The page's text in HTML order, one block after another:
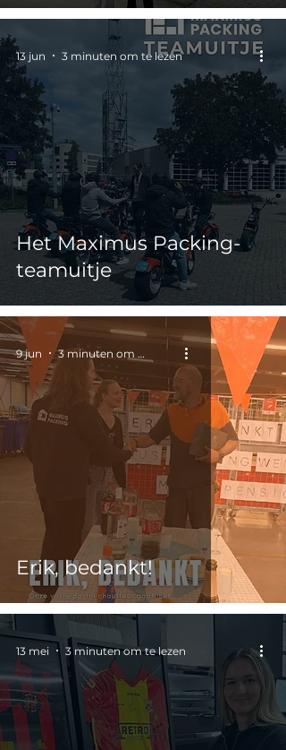
Het Maximus Packing-
teamuitje
13 jun 3 minuten om te lezen
Erik, bedankt!
9 jun 3 minuten om te lezen
13 mei 3 minuten om te lezen